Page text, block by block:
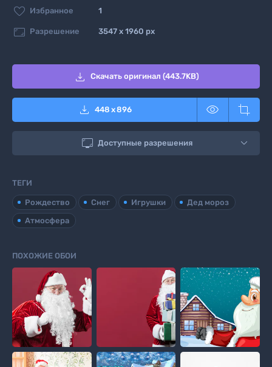
 Избранное 1
 Разрешение 3547 x 1960 px
 Скачать оригинал (443.7KB)
 448 x896  
 Доступные разрешения
ТЕГИ
Рождество Снег Игрушки
Дед мороз
Атмосфера
ПОХОЖИЕ ОБОИ